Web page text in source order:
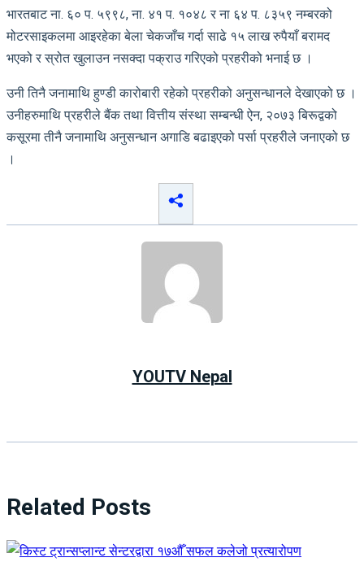
भारतबाट ना. ६० प. ५९९८, ना. ४१ प. १०४८ र ना ६४ प. ८३५९ नम्बरको
मोटरसाइकलमा आइरहेका बेला चेकजाँच गर्दा साढे १५ लाख रुपैयाँ बरामद
भएको र स्रोत खुलाउन नसक्दा पक्राउ गरिएको प्रहरीको भनाई छ ।
उनी तिनै जनामाथि हुण्डी कारोबारी रहेको प्रहरीको अनुसन्धानले देखाएको छ ।
उनीहरुमाथि प्रहरीले बैंक तथा वित्तीय संस्था सम्बन्धी ऐन, २०७३ बिरूद्वको
कसूरमा तीनै जनामाथि अनुसन्धान अगाडि बढाइएको पर्सा प्रहरीले जनाएको छ
।
YOUTV Nepal
Related Posts